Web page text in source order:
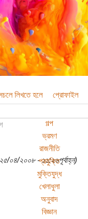
লিখতে হলে প্রোফাইল
গল্প
ভ্রমণ
রাজনীতি
প্রযুক্তি
মুক্তিযুদ্ধ
খেলাধুলা
অনুবাদ
বিজ্ঞান
০৪/২০০৮ - ১১:২৬পূর্বাহ্ন)